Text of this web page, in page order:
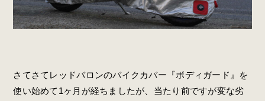
さてさてレッドバロンのバイクカバー『ボディガード』を
使い始めて1ヶ月が経ちましたが、当たり前ですが変な劣